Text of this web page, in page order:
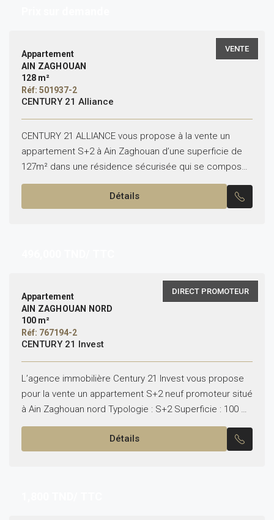
VENTE
Appartement
AIN ZAGHOUAN
128 m²
Réf: 501937-2
CENTURY 21 Alliance
CENTURY 21 ALLIANCE vous propose à la vente un
appartement S+2 à Ain Zaghouan d’une superficie de
127m² dans une résidence sécurisée qui se compose
comme suit : ***Partie jour : -Hall...
Détails
DIRECT PROMOTEUR
Appartement
AIN ZAGHOUAN NORD
100 m²
Réf: 767194-2
CENTURY 21 Invest
L’agence immobilière Century 21 Invest vous propose
pour la vente un appartement S+2 neuf promoteur situé
à Ain Zaghouan nord Typologie : S+2 Superficie : 100 m²
Il se compose de :...
Détails